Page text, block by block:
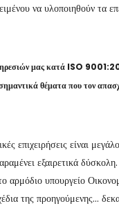
να υλοποιηθούν τα
μας κατά ISO
θέματα που τον
επιχειρήσεις είναι
εξαιρετικά δύσκολη.
αρμόδιο υπουργείο
της προηγούμενης…